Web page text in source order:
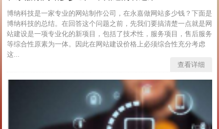
博纳科技是一家专业的网站制作公司，在永嘉做网站多少钱？下面是
博纳科技的总结。在回答这个问题之前，先我们要搞清楚一点就是网
站建设是一项专业化的新项目，包括了技术性，服务项目，售后服务
等综合性原素为一体。因此在网站建设价格上必须综合性充分考虑
这...
查看详细